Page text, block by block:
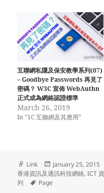
思。 //我們已經置身於「第四次
工業革命」之中。有別於19世
紀工業革命帶來的轉變只會以直
線增長（Linear growth）進
行，在這個數位年代，科技正以
「大耳窿式」幾何級數增長
（Exponential growth）。//
https://priscillachanwriting.c
om/2017/04/23/%E4%B8%96
%E7%95%8C%E5%A4%AA%
E5%BF%AB-
%E7%BD%AE%E8%BA%AB%
E6%96%BC%E3%80%8C%E7
4%E6%B4%AA%E6%B5%81/
互聯網私隱及保安教學系列(07)
– Goodbye Passwords 再見了
密碼？ W3C 宣佈 WebAuthn
正式成為網絡認證標準
March 26, 2019
In "1C 互聯網及其應用"
Format
Link
Posted
on
January 25, 2015
香港資訊及通訊科技網絡,ICT
列
Tags
Page